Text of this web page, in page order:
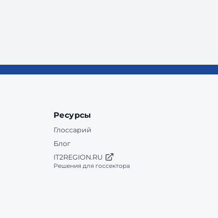
Ресурсы
Глоссарий
Блог
IT2REGION.RU
Решения для госсектора